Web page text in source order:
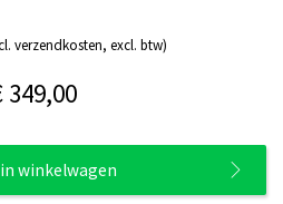
verzendkosten, excl. btw)
349,00
winkelwagen